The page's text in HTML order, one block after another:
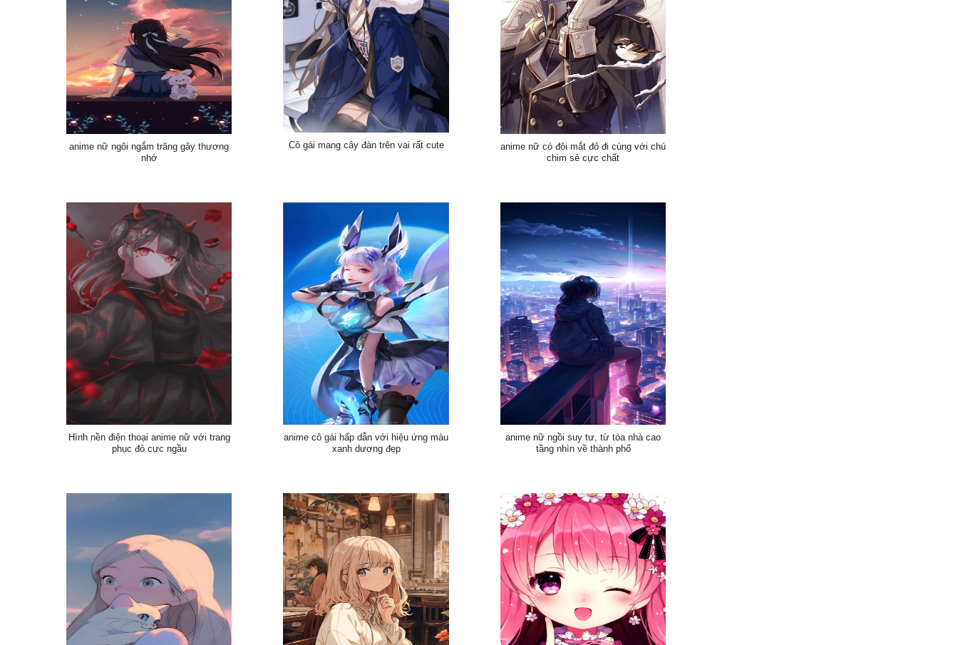
anime nữ ngôi ngắm trăng gây thương
nhớ
Cô gái mang cây đàn trên vai rất cute
anime nữ có đôi mắt đỏ đi cùng với chú
chim sẻ cực chất
Hình nền điện thoại anime nữ với trang
phục đỏ cực ngầu
anime cô gái hấp dẫn với hiệu ứng màu
xanh dương đẹp
anime nữ ngồi suy tư, từ tòa nhà cao
tầng nhìn về thành phố